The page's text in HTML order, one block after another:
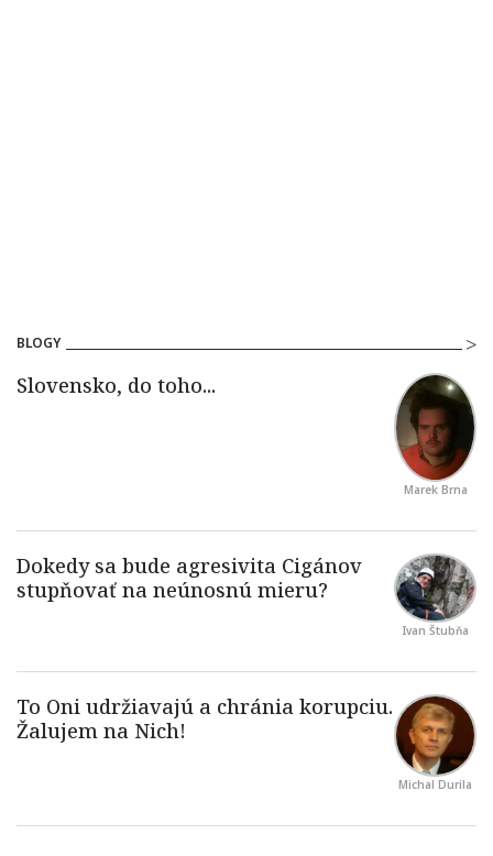
BLOGY
Marek Brna
Ivan Štubňa
Michal Durila